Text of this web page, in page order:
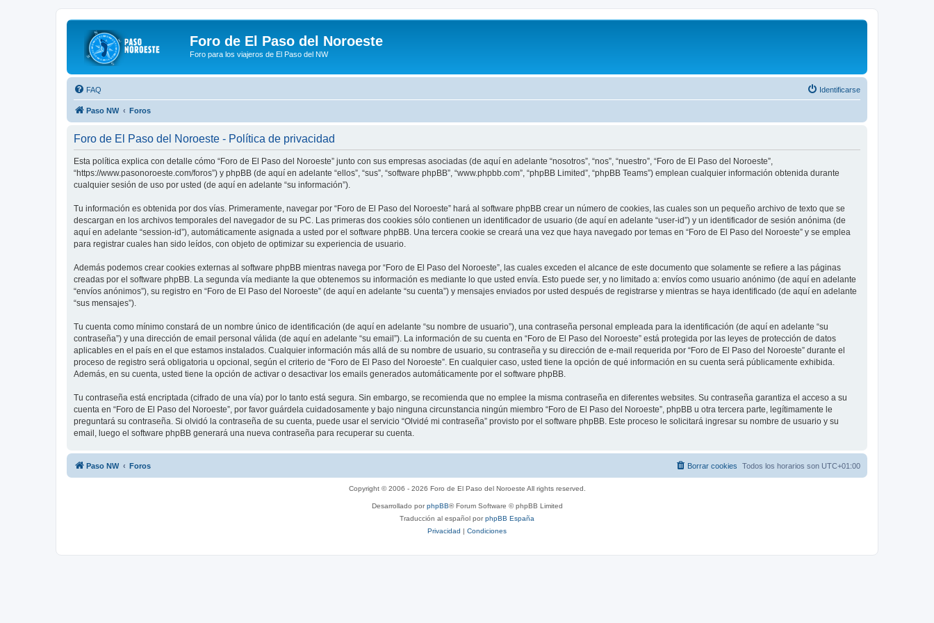
Foro de El Paso del Noroeste
Foro para los viajeros de El Paso del NW
FAQ Identificarse
Paso NW Foros
Foro de El Paso del Noroeste - Política de privacidad
Esta política explica con detalle cómo “Foro de El Paso del Noroeste” junto con sus empresas asociadas (de aquí en adelante “nosotros”, “nos”, “nuestro”, “Foro de El Paso del Noroeste”,
“https://www.pasonoroeste.com/foros”) y phpBB (de aquí en adelante “ellos”, “sus”, “software phpBB”, “www.phpbb.com”, “phpBB Limited”, “phpBB Teams”) emplean cualquier información obtenida durante
cualquier sesión de uso por usted (de aquí en adelante “su información”).
Tu información es obtenida por dos vías. Primeramente, navegar por “Foro de El Paso del Noroeste” hará al software phpBB crear un número de cookies, las cuales son un pequeño archivo de texto que se
descargan en los archivos temporales del navegador de su PC. Las primeras dos cookies sólo contienen un identificador de usuario (de aquí en adelante “user-id”) y un identificador de sesión anónima (de
aquí en adelante “session-id”), automáticamente asignada a usted por el software phpBB. Una tercera cookie se creará una vez que haya navegado por temas en “Foro de El Paso del Noroeste” y se emplea
para registrar cuales han sido leídos, con objeto de optimizar su experiencia de usuario.
Además podemos crear cookies externas al software phpBB mientras navega por “Foro de El Paso del Noroeste”, las cuales exceden el alcance de este documento que solamente se refiere a las páginas
creadas por el software phpBB. La segunda vía mediante la que obtenemos su información es mediante lo que usted envía. Esto puede ser, y no limitado a: envíos como usuario anónimo (de aquí en adelante
“envíos anónimos”), su registro en “Foro de El Paso del Noroeste” (de aquí en adelante “su cuenta”) y mensajes enviados por usted después de registrarse y mientras se haya identificado (de aquí en adelante
“sus mensajes”).
Tu cuenta como mínimo constará de un nombre único de identificación (de aquí en adelante “su nombre de usuario”), una contraseña personal empleada para la identificación (de aquí en adelante “su
contraseña”) y una dirección de email personal válida (de aquí en adelante “su email”). La información de su cuenta en “Foro de El Paso del Noroeste” está protegida por las leyes de protección de datos
aplicables en el país en el que estamos instalados. Cualquier información más allá de su nombre de usuario, su contraseña y su dirección de e-mail requerida por “Foro de El Paso del Noroeste” durante el
proceso de registro será obligatoria u opcional, según el criterio de “Foro de El Paso del Noroeste”. En cualquier caso, usted tiene la opción de qué información en su cuenta será públicamente exhibida.
Además, en su cuenta, usted tiene la opción de activar o desactivar los emails generados automáticamente por el software phpBB.
Tu contraseña está encriptada (cifrado de una vía) por lo tanto está segura. Sin embargo, se recomienda que no emplee la misma contraseña en diferentes websites. Su contraseña garantiza el acceso a su
cuenta en “Foro de El Paso del Noroeste”, por favor guárdela cuidadosamente y bajo ninguna circunstancia ningún miembro “Foro de El Paso del Noroeste”, phpBB u otra tercera parte, legítimamente le
preguntará su contraseña. Si olvidó la contraseña de su cuenta, puede usar el servicio “Olvidé mi contraseña” provisto por el software phpBB. Este proceso le solicitará ingresar su nombre de usuario y su
email, luego el software phpBB generará una nueva contraseña para recuperar su cuenta.
Paso NW Foros Todos los horarios son UTC+01:00
Borrar cookies
Copyright © 2006 - 2026 Foro de El Paso del Noroeste All rights reserved.
Desarrollado porphpBB® Forum Software © phpBB Limited
Traducción al español porphpBB España
Privacidad | Condiciones